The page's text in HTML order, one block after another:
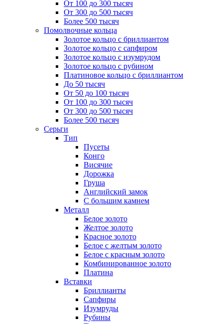
От 100 до 300 тысяч
От 300 до 500 тысяч
Более 500 тысяч
Помолвочные кольца
Золотое кольцо с бриллиантом
Золотое кольцо с сапфиром
Золотое кольцо с изумрудом
Золотое кольцо с рубином
Платиновое кольцо с бриллиантом
До 50 тысяч
От 50 до 100 тысяч
От 100 до 300 тысяч
От 300 до 500 тысяч
Более 500 тысяч
Серьги
Тип
Пусеты
Конго
Висячие
Дорожка
Груша
Английский замок
С большим камнем
Металл
Белое золото
Желтое золото
Красное золото
Белое с желтым золото
Белое с красным золото
Комбинированное золото
Платина
Вставки
Бриллианты
Сапфиры
Изумруды
Рубины